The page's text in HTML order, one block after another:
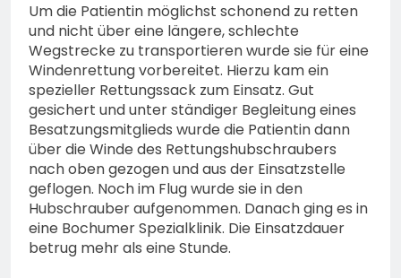
Um die Patientin möglichst schonend zu retten
und nicht über eine längere, schlechte
Wegstrecke zu transportieren wurde sie für eine
Windenrettung vorbereitet. Hierzu kam ein
spezieller Rettungssack zum Einsatz. Gut
gesichert und unter ständiger Begleitung eines
Besatzungsmitglieds wurde die Patientin dann
über die Winde des Rettungshubschraubers
nach oben gezogen und aus der Einsatzstelle
geflogen. Noch im Flug wurde sie in den
Hubschrauber aufgenommen. Danach ging es in
eine Bochumer Spezialklinik. Die Einsatzdauer
betrug mehr als eine Stunde.